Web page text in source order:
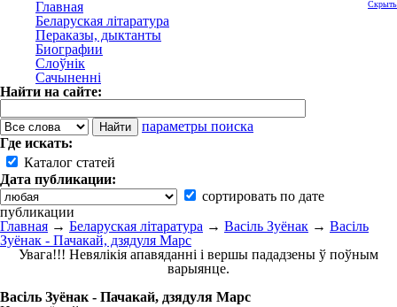
Главная
Беларуская літаратура
Пераказы, дыктанты
Биографии
Слоўнік
Сачыненні
Найти на сайте:
параметры поиска
Где искать:
Каталог статей
Дата публикации:
сортировать по дате
публикации
Скрыть
Главная → Беларуская літаратура → Васіль Зуёнак → Васіль
Зуёнак - Пачакай, дзядуля Марс
Увага!!! Невялікія апавяданні і вершы пададзены ў поўным
варыянце.
Васіль Зуёнак - Пачакай, дзядуля Марс